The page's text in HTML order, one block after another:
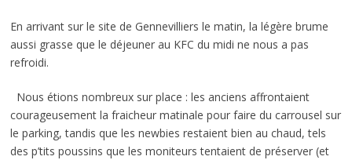
En arrivant sur le site de Gennevilliers le matin, la légère brume
aussi grasse que le déjeuner au KFC du midi ne nous a pas
refroidi.
Nous étions nombreux sur place : les anciens affrontaient
courageusement la fraicheur matinale pour faire du carrousel sur
le parking, tandis que les newbies restaient bien au chaud, tels
des p’tits poussins que les moniteurs tentaient de préserver (et